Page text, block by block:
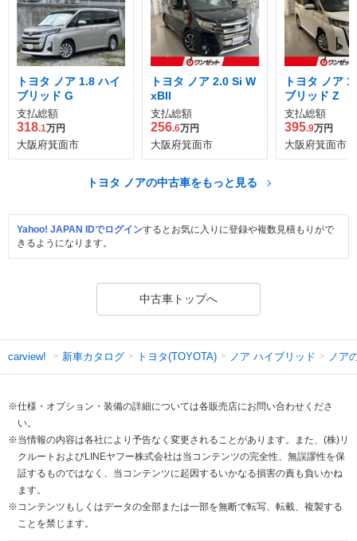
トヨタ ノア 1.8 ハイ
ブリッド G
支払総額
318.1万円
大阪府箕面市
トヨタ ノア 2.0 Si W
xBII
支払総額
256.6万円
大阪府箕面市
トヨタ ノア
ブリッド Z
支払総額
395.9万円
大阪府箕面市
トヨタ ノアの中古車をもっと見る
Yahoo! JAPAN IDでログインするとお気に入りに登録や複数見積もりがで
きるようになります。
中古車トップへ
carview! 新車カタログ トヨタ(TOYOTA) ノア ハイブリッド ノア
※仕様・オプション・装備の詳細については各販売店にお問い合わせくださ
い。
※当情報の内容は各社により予告なく変更されることがあります。また、(株)リ
クルートおよびLINEヤフー株式会社は当コンテンツの完全性、無誤謬性を保
証するものではなく、当コンテンツに起因するいかなる損害の責も負いかね
ます。
※コンテンツもしくはデータの全部または一部を無断で転写、転載、複製する
ことを禁じます。